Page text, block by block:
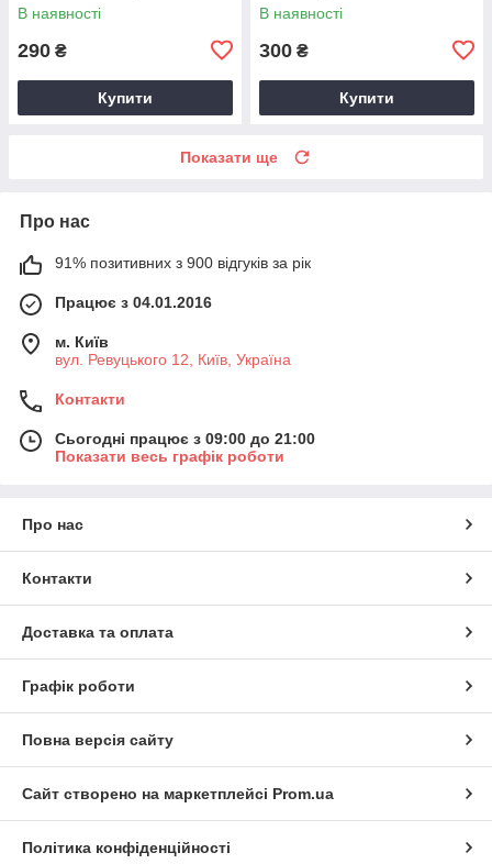
В наявності
290 ₴
Купити
В наявності
300 ₴
Купити
Показати ще
Про нас
91% позитивних з 900 відгуків за рік
Працює з 04.01.2016
м. Київ
вул. Ревуцького 12, Київ, Україна
Контакти
Сьогодні працює з 09:00 до 21:00
Показати весь графік роботи
Про нас
Контакти
Доставка та оплата
Графік роботи
Повна версія сайту
Сайт створено на маркетплейсі Prom.ua
Політика конфіденційності